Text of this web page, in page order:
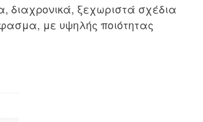
ξεχωριστά σχέδια
με υψηλής ποιότητας